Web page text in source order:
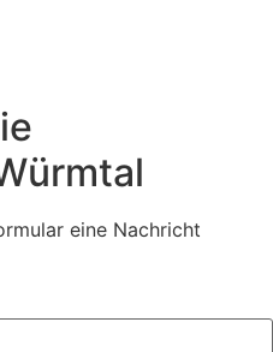
eine Nachricht